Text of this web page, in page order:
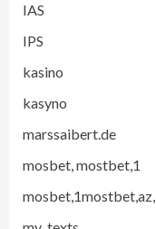
IAS
IPS
kasino
kasyno
marssaibert.de
mosbet, mostbet,1
mosbet,1mostbet,az,